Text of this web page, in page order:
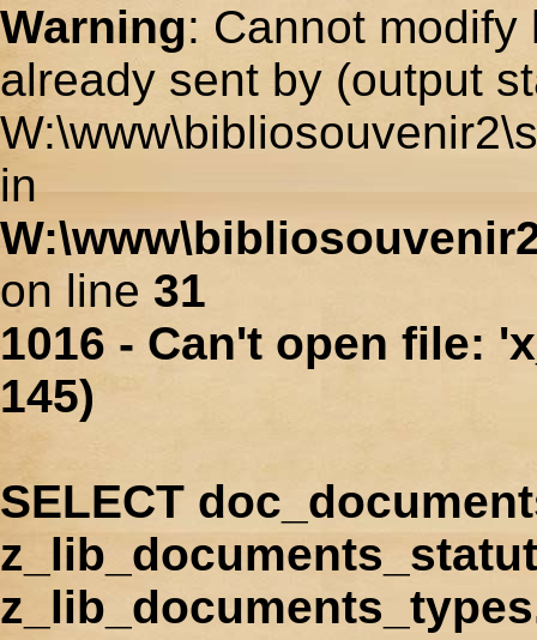
Warning: Cannot
already sent by (output
in
on line 31
1016 - Can't open file:
145)
SELECT